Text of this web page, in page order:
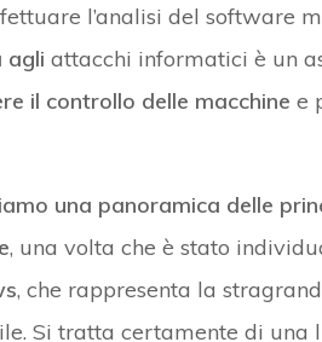
l’analisi del software
agli attacchi informatici è un
il controllo delle macchine e
una panoramica delle
, una volta che è stato
, che rappresenta la
Si tratta certamente di